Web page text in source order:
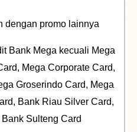
dengan promo lainnya
Bank Mega kecuali Mega
Mega Corporate Card,
Groserindo Card, Mega
Bank Riau Silver Card,
Sulteng Card